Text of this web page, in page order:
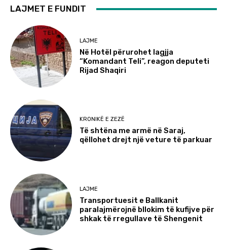
LAJMET E FUNDIT
LAJME
Në Hotël përurohet lagjja
“Komandant Teli”, reagon deputeti
Rijad Shaqiri
KRONIKË E ZEZË
Të shtëna me armë në Saraj,
qëllohet drejt një veture të parkuar
LAJME
Transportuesit e Ballkanit
paralajmërojnë bllokim të kufijve për
shkak të rregullave të Shengenit